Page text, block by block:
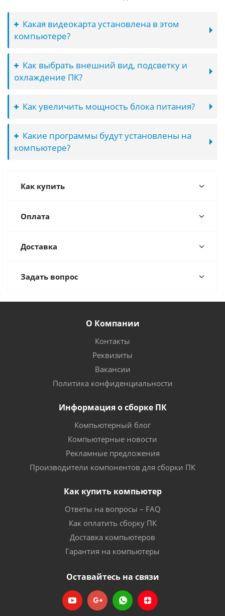
Какая видеокарта установлена в этом
компьютере?
Как выбрать внешний вид, подсветку и
охлаждение ПК?
Как увеличить мощность блока питания?
Какие программы будут установлены на
компьютере?
Как купить
Оплата
Доставка
Задать вопрос
О Компании
Контакты
Реквизиты
Вакансии
Политика конфиденциальности
Информация о сборке ПК
Компьютерный блог
Компьютерные новости
Рекламные предложения
Производители компонентов для сборки ПК
Как купить компьютер
Ответы на вопросы – FAQ
Как оплатить сборку ПК
Доставка компьютеров
Гарантия на компьютеры
Оставайтесь на связи